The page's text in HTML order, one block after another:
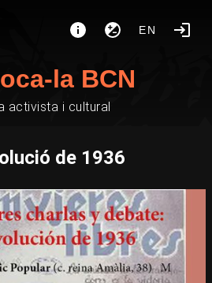
EN
la BCN
activista i cultural
de 1936